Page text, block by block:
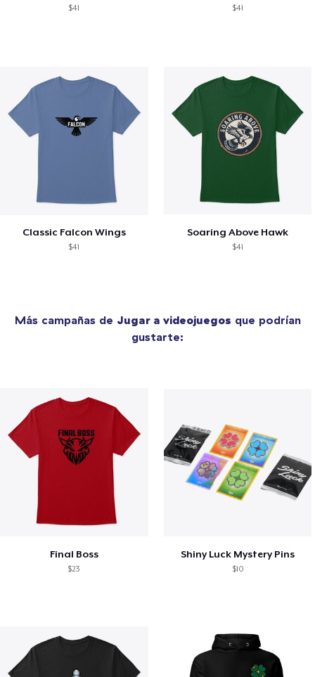
$41 $41
Classic Falcon Wings
$41
Soaring Above Hawk
$41
Más campañas de Jugar a videojuegos que podrían
gustarte:
Final Boss
$23
Shiny Luck Mystery Pins
$10